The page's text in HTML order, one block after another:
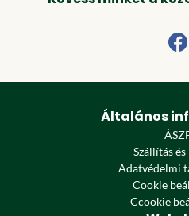
Általános
Szállítás és
Adatvédelmi
Cookie
Ccookie